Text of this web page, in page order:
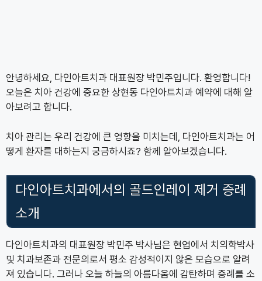
안녕하세요, 다인아트치과 대표원장 박민주입니다. 환영합니다!
오늘은 치아 건강에 중요한 상현동 다인아트치과 예약에 대해 알
아보려고 합니다.
치아 관리는 우리 건강에 큰 영향을 미치는데, 다인아트치과는 어
떻게 환자를 대하는지 궁금하시죠? 함께 알아보겠습니다.
다인아트치과에서의 골드인레이 제거 증례
소개
다인아트치과의 대표원장 박민주 박사님은 현업에서 치의학박사
및 치과보존과 전문의로서 평소 감성적이지 않은 모습으로 알려
져 있습니다. 그러나 오늘 하늘의 아름다움에 감탄하며 증례를 소